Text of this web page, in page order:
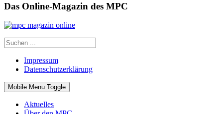
Das Online-Magazin des MPC
Impressum
Datenschutzerklärung
Mobile Menu Toggle
Aktuelles